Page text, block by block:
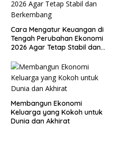
Cara Mengatur Keuangan di
Tengah Perubahan Ekonomi
2026 Agar Tetap Stabil dan
Membangun Ekonomi
Keluarga yang Kokoh untuk
Dunia dan Akhirat